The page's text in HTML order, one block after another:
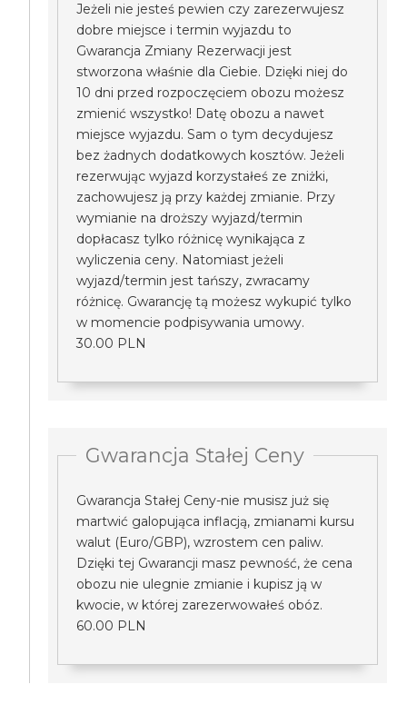
Jeżeli nie jesteś pewien czy zarezerwujesz
dobre miejsce i termin wyjazdu to
Gwarancja Zmiany Rezerwacji jest
stworzona właśnie dla Ciebie. Dzięki niej do
10 dni przed rozpoczęciem obozu możesz
zmienić wszystko! Datę obozu a nawet
miejsce wyjazdu. Sam o tym decydujesz
bez żadnych dodatkowych kosztów. Jeżeli
rezerwując wyjazd korzystałeś ze zniżki,
zachowujesz ją przy każdej zmianie. Przy
wymianie na droższy wyjazd/termin
dopłacasz tylko różnicę wynikająca z
wyliczenia ceny. Natomiast jeżeli
wyjazd/termin jest tańszy, zwracamy
różnicę. Gwarancję tą możesz wykupić tylko
w momencie podpisywania umowy.
30.00 PLN
Gwarancja Stałej Ceny
Gwarancja Stałej Ceny-nie musisz już się
martwić galopująca inflacją, zmianami kursu
walut (Euro/GBP), wzrostem cen paliw.
Dzięki tej Gwarancji masz pewność, że cena
obozu nie ulegnie zmianie i kupisz ją w
kwocie, w której zarezerwowałeś obóz.
60.00 PLN